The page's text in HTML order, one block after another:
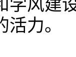
学风建
力。